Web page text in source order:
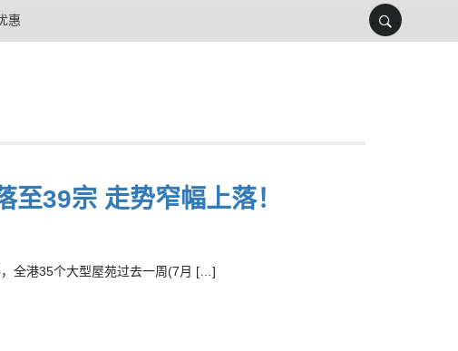
惠
至39宗 走势窄幅上落！
全港35个大型屋苑过去一周(7月 […]